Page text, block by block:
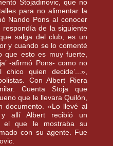
Stojadinovic, que no
para no alimentar la
Nando Pons al conocer
respondía de la siguiente
salga del club, es un
y cuando se lo comenté
que esto es muy fuerte,
’ -afirmó Pons- como no
quien decide’...»,
ConAlbert Riera
Cuenta Stoja que
que le llevara Quilón,
«Lo llevé al
allí Albert recibió un
el que le mostraba su
con su agente. Fue
.